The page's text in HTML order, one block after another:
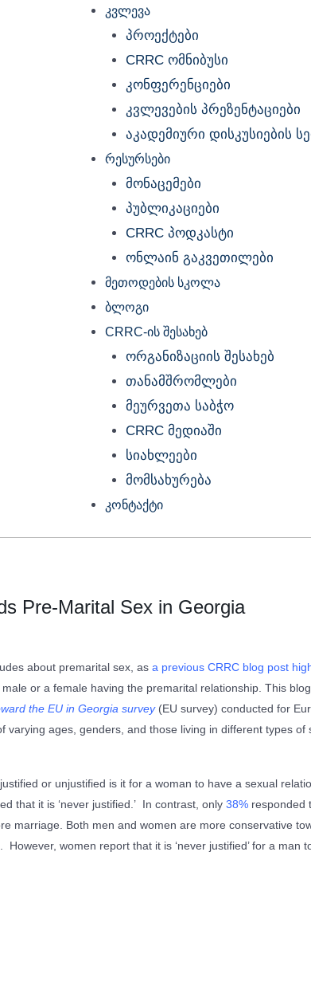
კვლევა
პროექტები
CRRC ომნიბუსი
კონფერენციები
კვლევების პრეზენტაციები
აკადემიური დისკუსიების
რესურსები
მონაცემები
პუბლიკაციები
CRRC პოდკასტი
ონლაინ გაკვეთილები
მეთოდების სკოლა
ბლოგი
CRRC-ის შესახებ
ორგანიზაციის შესახებ
თანამშრომლები
მეურვეთა საბჭო
CRRC მედიაში
სიახლეები
მომსახურება
კონტაქტი
Pre-Marital Sex in Georgia
about premarital sex, as a previous CRRC blog post
or a female having the premarital relationship. This
the EU in Georgia survey(EU survey) conducted for
varying ages, genders, and those living in different types of
or unjustified is it for a woman to have a sexual
that it is ‘never justified.’ In contrast, only 38% responded
marriage. Both men and women are more conservative
women report that it is ‘never justified’ for a man